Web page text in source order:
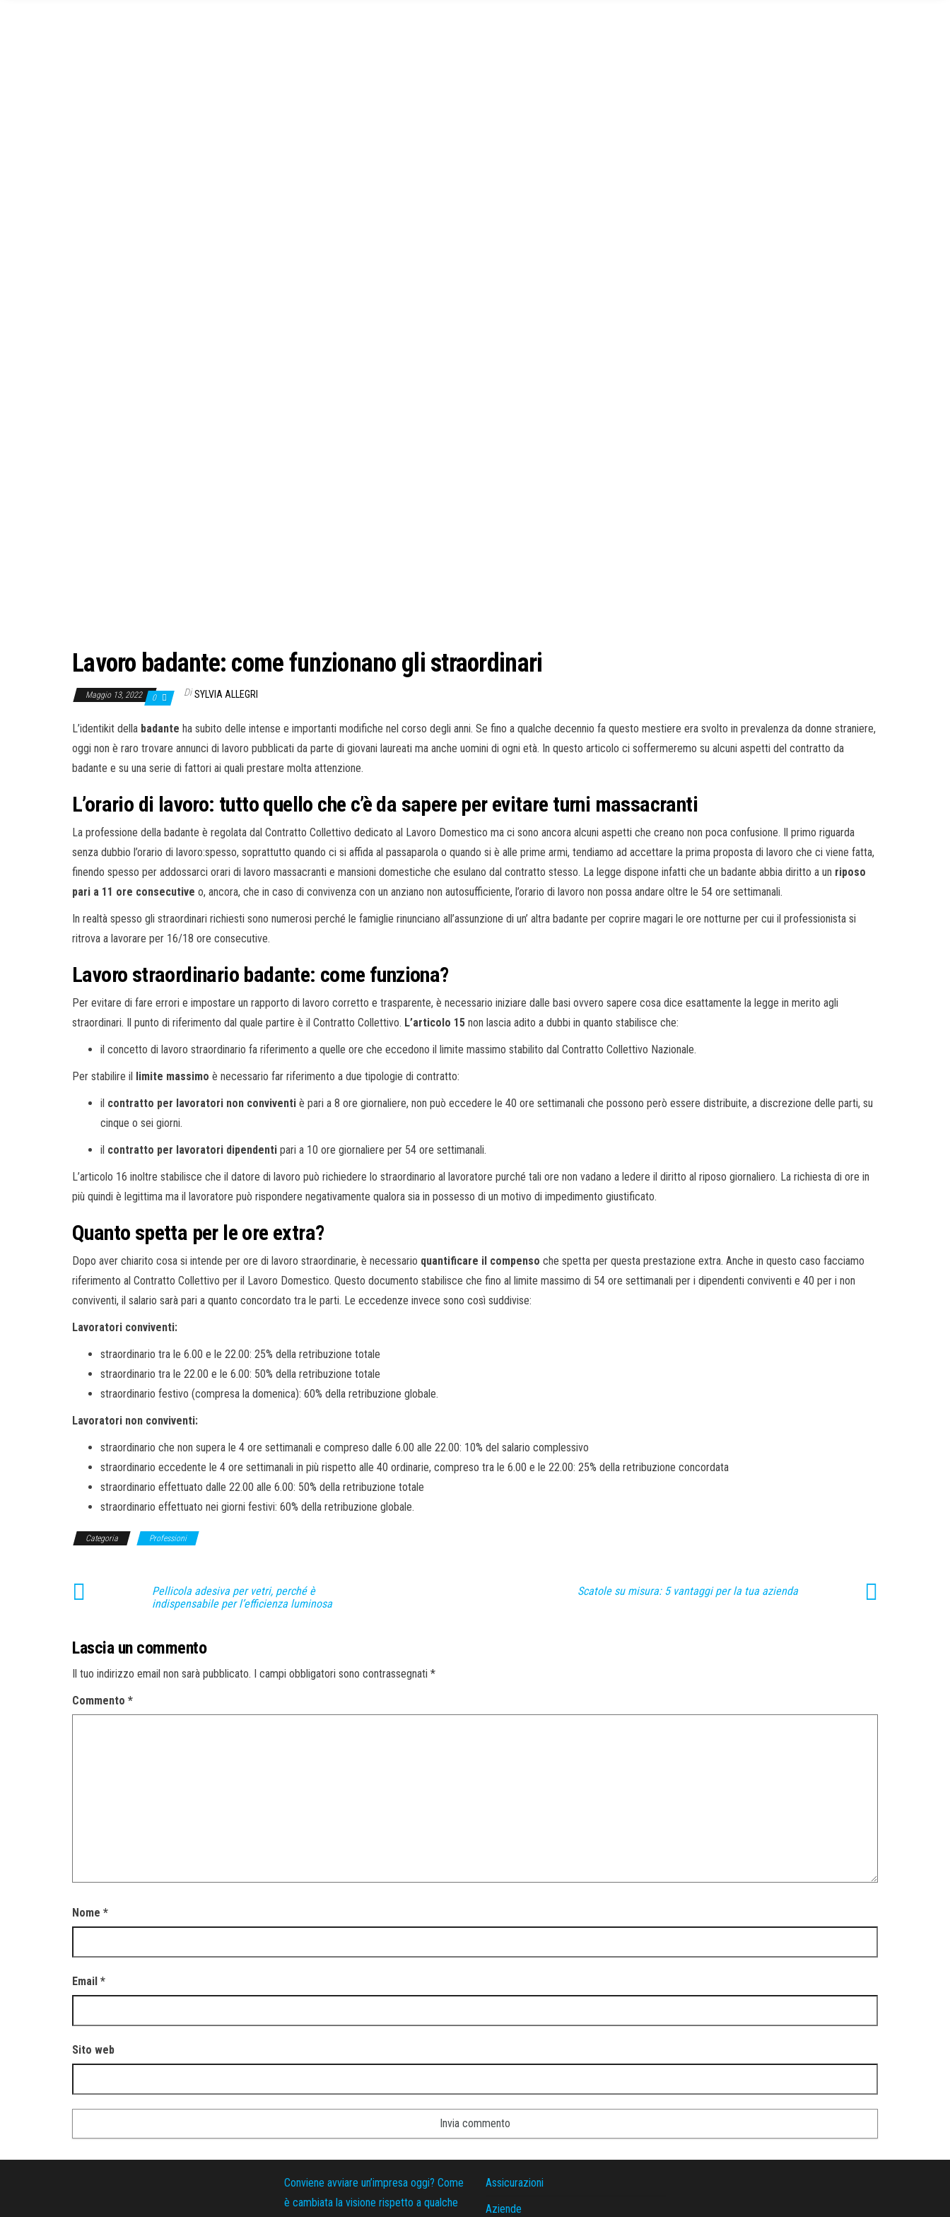
Lavoro badante: come funzionano gli straordinari
Maggio 13, 2022 0 Di SYLVIA ALLEGRI
L’identikit della badante ha subito delle intense e importanti modifiche nel corso degli anni. Se fino a qualche decennio fa questo mestiere era svolto in prevalenza da donne straniere,
oggi non è raro trovare annunci di lavoro pubblicati da parte di giovani laureati ma anche uomini di ogni età. In questo articolo ci soffermeremo su alcuni aspetti del contratto da
badante e su una serie di fattori ai quali prestare molta attenzione.
L’orario di lavoro: tutto quello che c’è da sapere per evitare turni massacranti
La professione della badante è regolata dal Contratto Collettivo dedicato al Lavoro Domestico ma ci sono ancora alcuni aspetti che creano non poca confusione. Il primo riguarda
senza dubbio l’orario di lavoro:spesso, soprattutto quando ci si affida al passaparola o quando si è alle prime armi, tendiamo ad accettare la prima proposta di lavoro che ci viene fatta,
finendo spesso per addossarci orari di lavoro massacranti e mansioni domestiche che esulano dal contratto stesso. La legge dispone infatti che un badante abbia diritto a un riposo
pari a 11 ore consecutive o, ancora, che in caso di convivenza con un anziano non autosufficiente, l’orario di lavoro non possa andare oltre le 54 ore settimanali.
In realtà spesso gli straordinari richiesti sono numerosi perché le famiglie rinunciano all’assunzione di un’ altra badante per coprire magari le ore notturne per cui il professionista si
ritrova a lavorare per 16/18 ore consecutive.
Lavoro straordinario badante: come funziona?
Per evitare di fare errori e impostare un rapporto di lavoro corretto e trasparente, è necessario iniziare dalle basi ovvero sapere cosa dice esattamente la legge in merito agli
straordinari. Il punto di riferimento dal quale partire è il Contratto Collettivo. L’articolo 15 non lascia adito a dubbi in quanto stabilisce che:
il concetto di lavoro straordinario fa riferimento a quelle ore che eccedono il limite massimo stabilito dal Contratto Collettivo Nazionale.
Per stabilire il limite massimo è necessario far riferimento a due tipologie di contratto:
il contratto per lavoratori non conviventi è pari a 8 ore giornaliere, non può eccedere le 40 ore settimanali che possono però essere distribuite, a discrezione delle parti, su
cinque o sei giorni.
il contratto per lavoratori dipendenti pari a 10 ore giornaliere per 54 ore settimanali.
L’articolo 16 inoltre stabilisce che il datore di lavoro può richiedere lo straordinario al lavoratore purché tali ore non vadano a ledere il diritto al riposo giornaliero. La richiesta di ore in
più quindi è legittima ma il lavoratore può rispondere negativamente qualora sia in possesso di un motivo di impedimento giustificato.
Quanto spetta per le ore extra?
Dopo aver chiarito cosa si intende per ore di lavoro straordinarie, è necessario quantificare il compenso che spetta per questa prestazione extra. Anche in questo caso facciamo
riferimento al Contratto Collettivo per il Lavoro Domestico. Questo documento stabilisce che fino al limite massimo di 54 ore settimanali per i dipendenti conviventi e 40 per i non
conviventi, il salario sarà pari a quanto concordato tra le parti. Le eccedenze invece sono così suddivise:
Lavoratori conviventi:
straordinario tra le 6.00 e le 22.00: 25% della retribuzione totale
straordinario tra le 22.00 e le 6.00: 50% della retribuzione totale
straordinario festivo (compresa la domenica): 60% della retribuzione globale.
Lavoratori non conviventi:
straordinario che non supera le 4 ore settimanali e compreso dalle 6.00 alle 22.00: 10% del salario complessivo
straordinario eccedente le 4 ore settimanali in più rispetto alle 40 ordinarie, compreso tra le 6.00 e le 22.00: 25% della retribuzione concordata
straordinario effettuato dalle 22.00 alle 6.00: 50% della retribuzione totale
straordinario effettuato nei giorni festivi: 60% della retribuzione globale.
Categoria Professioni
Pellicola adesiva per vetri, perché è
indispensabile per l’efficienza luminosa
Scatole su misura: 5 vantaggi per la tua azienda
Lascia un commento
Il tuo indirizzo email non sarà pubblicato. I campi obbligatori sono contrassegnati *
Commento *
Nome *
Email *
Sito web
Conviene avviare un’impresa oggi? Come
è cambiata la visione rispetto a qualche
Assicurazioni
Aziende